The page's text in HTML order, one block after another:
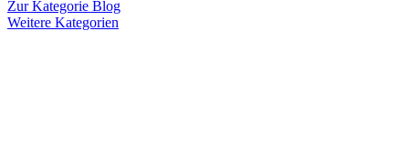
Zur Kategorie Blog
Weitere Kategorien